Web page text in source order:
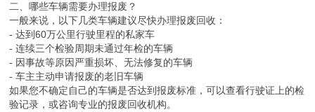
二、哪些车辆需要办理报废？
一般来说，以下几类车辆建议尽快办理报废回收：
- 达到60万公里行驶里程的私家车
- 连续三个检验周期未通过年检的车辆
- 因事故等原因严重损坏、无法修复的车辆
- 车主主动申请报废的老旧车辆
如果您不确定自己的车辆是否达到报废标准，可以查看行驶证上的检
验记录，或咨询专业的报废回收机构。